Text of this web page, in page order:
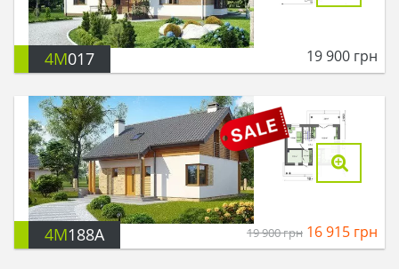
4M017 19 900 грн
4M188A 19 900грн 16 915 грн